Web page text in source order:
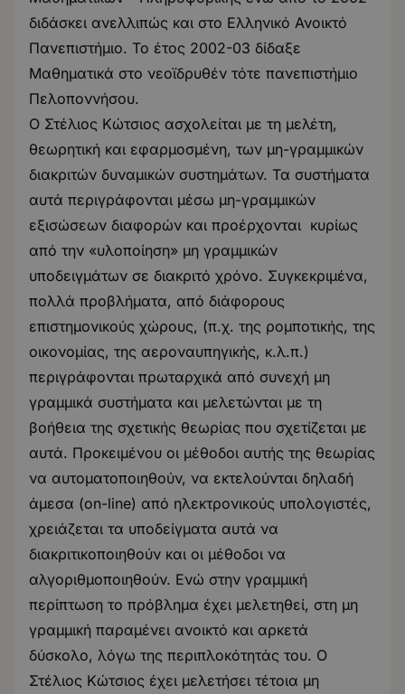
διδάσκει ανελλιπώς και στο Ελληνικό Ανοικτό
Πανεπιστήμιο. Το έτος 2002-03 δίδαξε
Μαθηματικά στο νεοϊδρυθέν τότε πανεπιστήμιο
Πελοποννήσου.
Ο Στέλιος Κώτσιος ασχολείται με τη μελέτη,
θεωρητική και εφαρμοσμένη, των μη-γραμμικών
διακριτών δυναμικών συστημάτων. Τα συστήματα
αυτά περιγράφονται μέσω μη-γραμμικών
εξισώσεων διαφορών και προέρχονται κυρίως
από την «υλοποίηση» μη γραμμικών
υποδειγμάτων σε διακριτό χρόνο. Συγκεκριμένα,
πολλά προβλήματα, από διάφορους
επιστημονικούς χώρους, (π.χ. της ρομποτικής, της
οικονομίας, της αεροναυπηγικής, κ.λ.π.)
περιγράφονται πρωταρχικά από συνεχή μη
γραμμικά συστήματα και μελετώνται με τη
βοήθεια της σχετικής θεωρίας που σχετίζεται με
αυτά. Προκειμένου οι μέθοδοι αυτής της θεωρίας
να αυτοματοποιηθούν, να εκτελούνται δηλαδή
άμεσα (on-line) από ηλεκτρονικούς υπολογιστές,
χρειάζεται τα υποδείγματα αυτά να
διακριτικοποιηθούν και οι μέθοδοι να
αλγοριθμοποιηθούν. Ενώ στην γραμμική
περίπτωση το πρόβλημα έχει μελετηθεί, στη μη
γραμμική παραμένει ανοικτό και αρκετά
δύσκολο, λόγω της περιπλοκότητάς του. Ο
Στέλιος Κώτσιος έχει μελετήσει τέτοια μη